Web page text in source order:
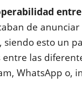
de
siendo esto un
las
WhatsApp o,